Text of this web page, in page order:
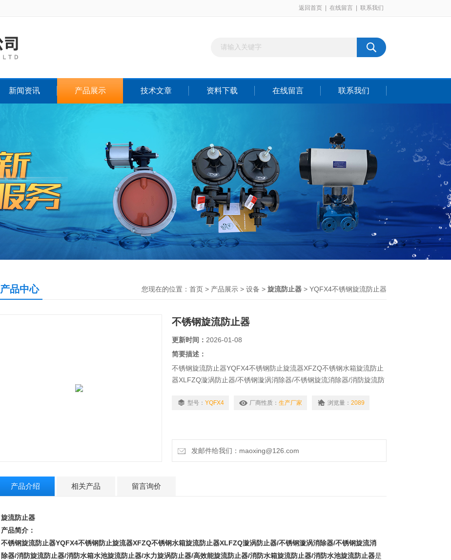
返回首页 在线留言 联系我们
新闻资讯 产品展示 技术文章 资料下载 在线留言 联系我们
产品中心 您现在的位置： 首页 > 产品展示 > 设备 > 旋流防止器 > YQFX4不锈钢旋流防止器
不锈钢旋流防止器
更新时间： 2026-01-08
简要描述：
不锈钢旋流防止器YQFX4不锈钢防止旋流器XFZQ不锈钢水箱旋流防止
器XLFZQ漩涡防止器/不锈钢漩涡消除器/不锈钢旋流消除器/消防旋流防
水箱旋流防止器/消防水池旋流防止器、能源、水工程等，特别是在消防
型号： YQFX4 厂商性质： 生产厂家 浏览量： 2089
发邮件给我们：maoxing@126.com
产品介绍 相关产品 留言询价
旋流防止器
产品简介：
不锈钢旋流防止器YQFX4不锈钢防止旋流器XFZQ不锈钢水箱旋流防止器XLFZQ漩涡防止器/不锈钢漩涡消除器/不锈钢旋流消
除器/消防旋流防止器/消防水箱水池旋流防止器/水力旋涡防止器/高效能旋流防止器/消防水箱旋流防止器/消防水池旋流防止器是